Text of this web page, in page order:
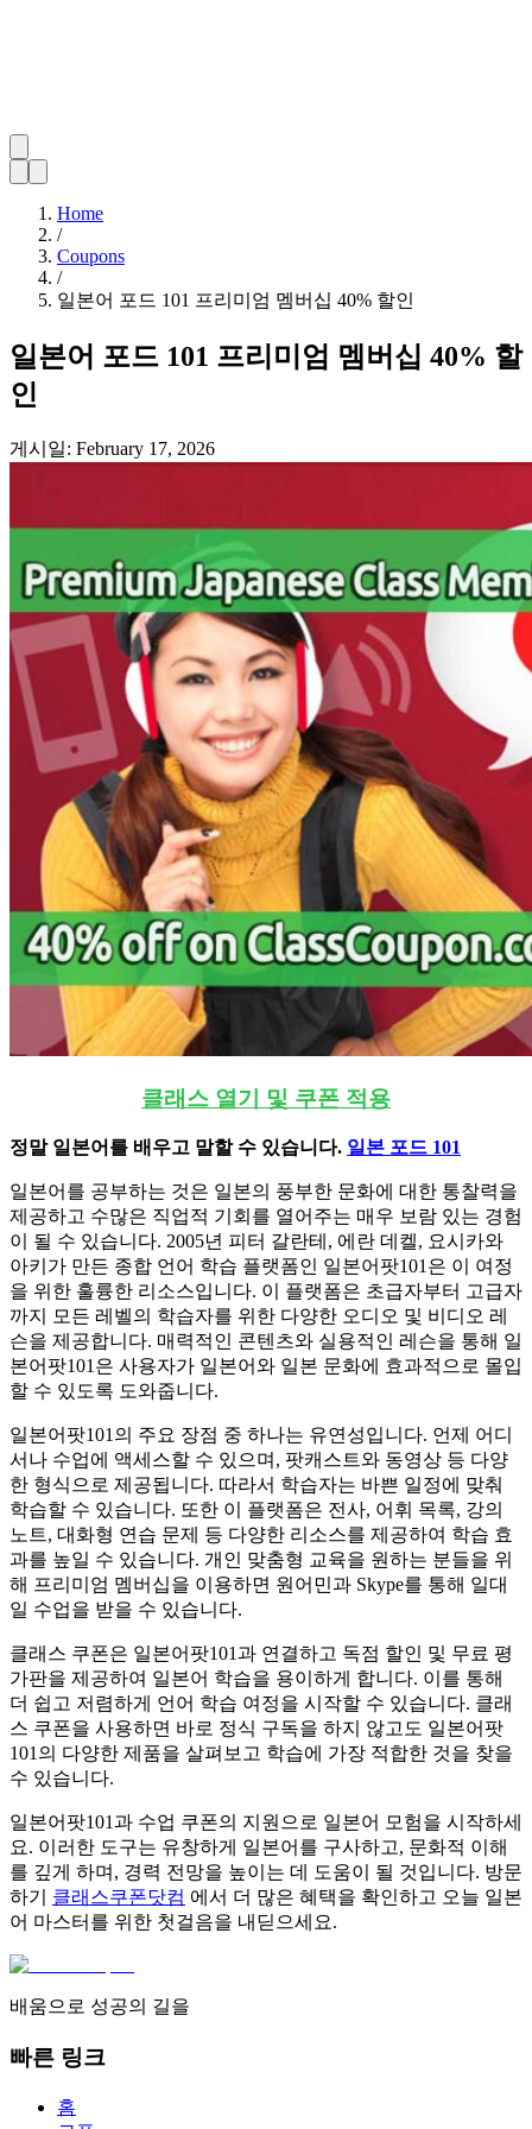
Home
/
Coupons
/
일본어 포드 101 프리미엄 멤버십 40% 할인
일본어 포드 101 프리미엄 멤버십 40% 할
인
게시일: February 17, 2026
클래스 열기 및 쿠폰 적용
정말 일본어를 배우고 말할 수 있습니다. 일본 포드 101
일본어를 공부하는 것은 일본의 풍부한 문화에 대한 통찰력을
제공하고 수많은 직업적 기회를 열어주는 매우 보람 있는 경험
이 될 수 있습니다. 2005년 피터 갈란테, 에란 데켈, 요시카와
아키가 만든 종합 언어 학습 플랫폼인 일본어팟101은 이 여정
을 위한 훌륭한 리소스입니다. 이 플랫폼은 초급자부터 고급자
까지 모든 레벨의 학습자를 위한 다양한 오디오 및 비디오 레
슨을 제공합니다. 매력적인 콘텐츠와 실용적인 레슨을 통해 일
본어팟101은 사용자가 일본어와 일본 문화에 효과적으로 몰입
할 수 있도록 도와줍니다.
일본어팟101의 주요 장점 중 하나는 유연성입니다. 언제 어디
서나 수업에 액세스할 수 있으며, 팟캐스트와 동영상 등 다양
한 형식으로 제공됩니다. 따라서 학습자는 바쁜 일정에 맞춰
학습할 수 있습니다. 또한 이 플랫폼은 전사, 어휘 목록, 강의
노트, 대화형 연습 문제 등 다양한 리소스를 제공하여 학습 효
과를 높일 수 있습니다. 개인 맞춤형 교육을 원하는 분들을 위
해 프리미엄 멤버십을 이용하면 원어민과 Skype를 통해 일대
일 수업을 받을 수 있습니다.
클래스 쿠폰은 일본어팟101과 연결하고 독점 할인 및 무료 평
가판을 제공하여 일본어 학습을 용이하게 합니다. 이를 통해
더 쉽고 저렴하게 언어 학습 여정을 시작할 수 있습니다. 클래
스 쿠폰을 사용하면 바로 정식 구독을 하지 않고도 일본어팟
101의 다양한 제품을 살펴보고 학습에 가장 적합한 것을 찾을
수 있습니다.
일본어팟101과 수업 쿠폰의 지원으로 일본어 모험을 시작하세
요. 이러한 도구는 유창하게 일본어를 구사하고, 문화적 이해
를 깊게 하며, 경력 전망을 높이는 데 도움이 될 것입니다. 방문
하기 클래스쿠폰닷컴 에서 더 많은 혜택을 확인하고 오늘 일본
어 마스터를 위한 첫걸음을 내딛으세요.
배움으로 성공의 길을
빠른 링크
홈